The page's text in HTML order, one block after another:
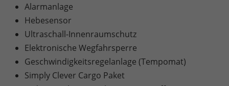
Alarmanlage
Hebesensor
Ultraschall-Innenraumschutz
Elektronische Wegfahrsperre
Geschwindigkeitsregelanlage (Tempomat)
Simply Clever Cargo Paket